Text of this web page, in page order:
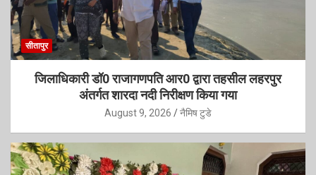
सीतापुर
जिलाधिकारी डॉ0 राजागणपति आर0 द्वारा तहसील लहरपुर
अंतर्गत शारदा नदी निरीक्षण किया गया
August 9, 2026 नैमिष टुडे